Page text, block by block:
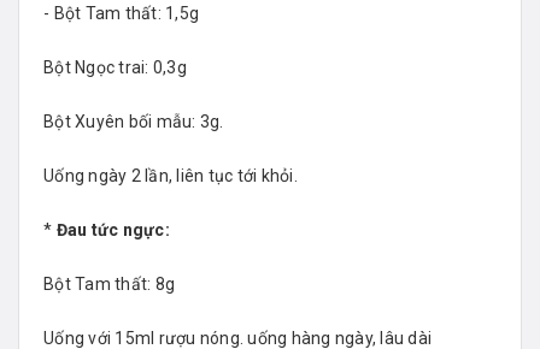
- Bột Tam thất: 1,5g
Bột Ngọc trai: 0,3g
Bột Xuyên bối mẫu: 3g.
Uống ngày 2 lần, liên tục tới khỏi.
* Đau tức ngực:
Bột Tam thất: 8g
Uống với 15ml rượu nóng. uống hàng ngày, lâu dài